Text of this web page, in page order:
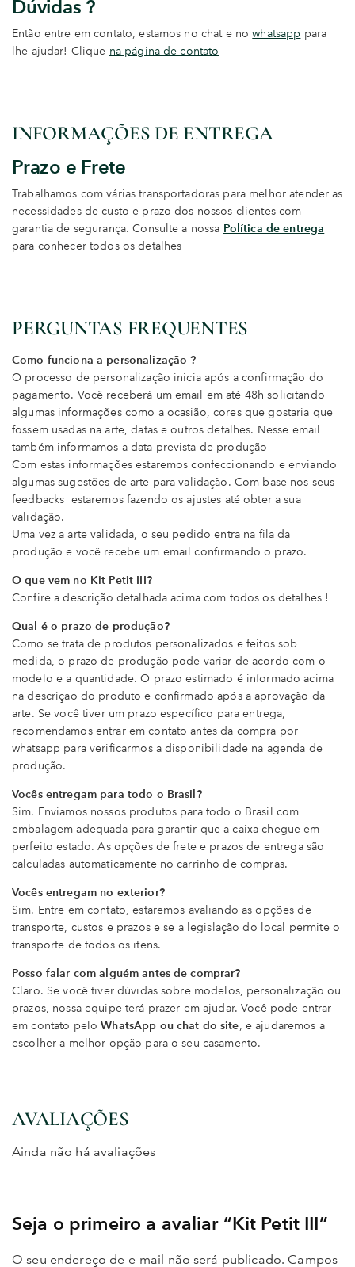
Dúvidas ?
Então entre em contato, estamos no chat e nowhatsapp para
lhe ajudar! Clique na página de contato
INFORMAÇÕES DE ENTREGA
Prazo e Frete
Trabalhamos com várias transportadoras para melhor atender as
necessidades de custo e prazo dos nossos clientes com
garantia de segurança. Consulte a nossa Política de entrega
para conhecer todos os detalhes
PERGUNTAS FREQUENTES
Como funciona a personalização ?
O processo de personalização inicia após a confirmação do
pagamento. Você receberá um email em até 48h solicitando
algumas informações como a ocasião, cores que gostaria que
fossem usadas na arte, datas e outros detalhes. Nesse email
também informamos a data prevista de produção
Com estas informações estaremos confeccionando e enviando
algumas sugestões de arte para validação. Com base nos seus
feedbacks estaremos fazendo os ajustes até obter a sua
validação.
Uma vez a arte validada, o seu pedido entra na fila da
produção e você recebe um email confirmando o prazo.
O que vem no Kit Petit III?
Confire a descrição detalhada acima com todos os detalhes !
Qual é o prazo de produção?
Como se trata de produtos personalizados e feitos sob
medida, o prazo de produção pode variar de acordo com o
modelo e a quantidade. O prazo estimado é informado acima
na descriçao do produto e confirmado após a aprovação da
arte. Se você tiver um prazo específico para entrega,
recomendamos entrar em contato antes da compra por
whatsapp para verificarmos a disponibilidade na agenda de
produção.
Vocês entregam para todo o Brasil?
Sim. Enviamos nossos produtos para todo o Brasil com
embalagem adequada para garantir que a caixa chegue em
perfeito estado. As opções de frete e prazos de entrega são
calculadas automaticamente no carrinho de compras.
Vocês entregam no exterior?
Sim. Entre em contato, estaremos avaliando as opções de
transporte, custos e prazos e se a legislação do local permite o
transporte de todos os itens.
Posso falar com alguém antes de comprar?
Claro. Se você tiver dúvidas sobre modelos, personalização ou
prazos, nossa equipe terá prazer em ajudar. Você pode entrar
em contato peloWhatsApp ou chat do site, e ajudaremos a
escolher a melhor opção para o seu casamento.
AVALIAÇÕES
Ainda não há avaliações
Seja o primeiro a avaliar “Kit Petit III”
O seu endereço de e-mail não será publicado. Campos